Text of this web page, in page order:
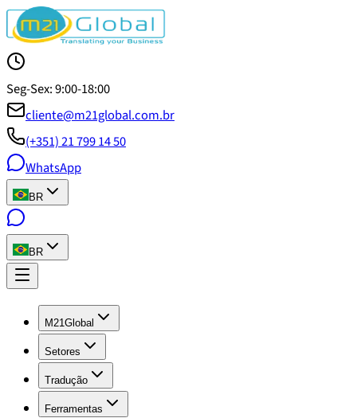
Seg-Sex: 9:00-18:00
cliente@m21global.com.br
(+351) 21 799 14 50
WhatsApp
BR
BR
M21Global
Setores
Tradução
Ferramentas